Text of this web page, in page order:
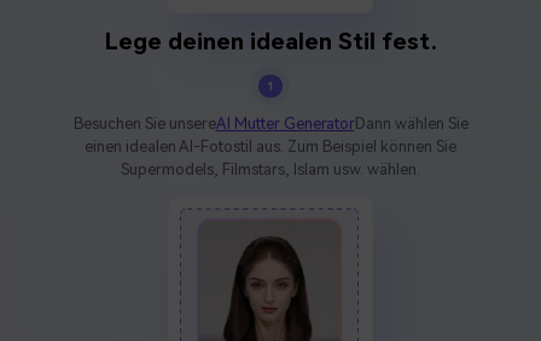
Lege deinen idealen Stil fest.
1
Besuchen Sie unsereAI Mutter GeneratorDann wählen Sie
einen idealen AI-Fotostil aus. Zum Beispiel können Sie
Supermodels, Filmstars, Islam usw. wählen.